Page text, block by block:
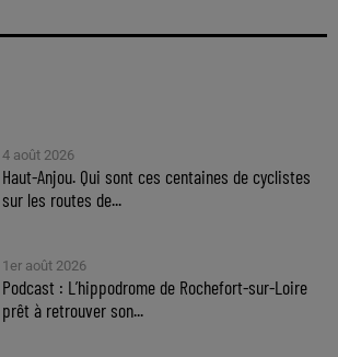
4 août 2026
Haut-Anjou. Qui sont ces centaines de cyclistes
sur les routes de...
1er août 2026
Podcast : L’hippodrome de Rochefort-sur-Loire
prêt à retrouver son...